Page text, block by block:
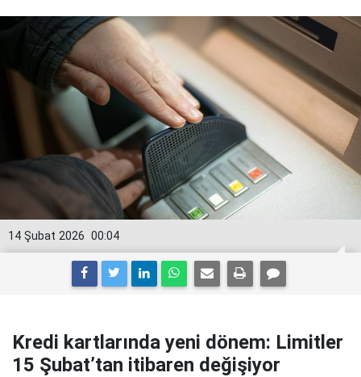
00:04
14 Şubat 2026
Kredi kartlarında yeni dönem: Limitler
15 Şubat’tan itibaren değişiyor